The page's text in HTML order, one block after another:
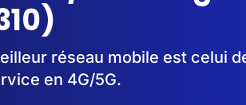
réseau mobile est celui
en 4G/5G.